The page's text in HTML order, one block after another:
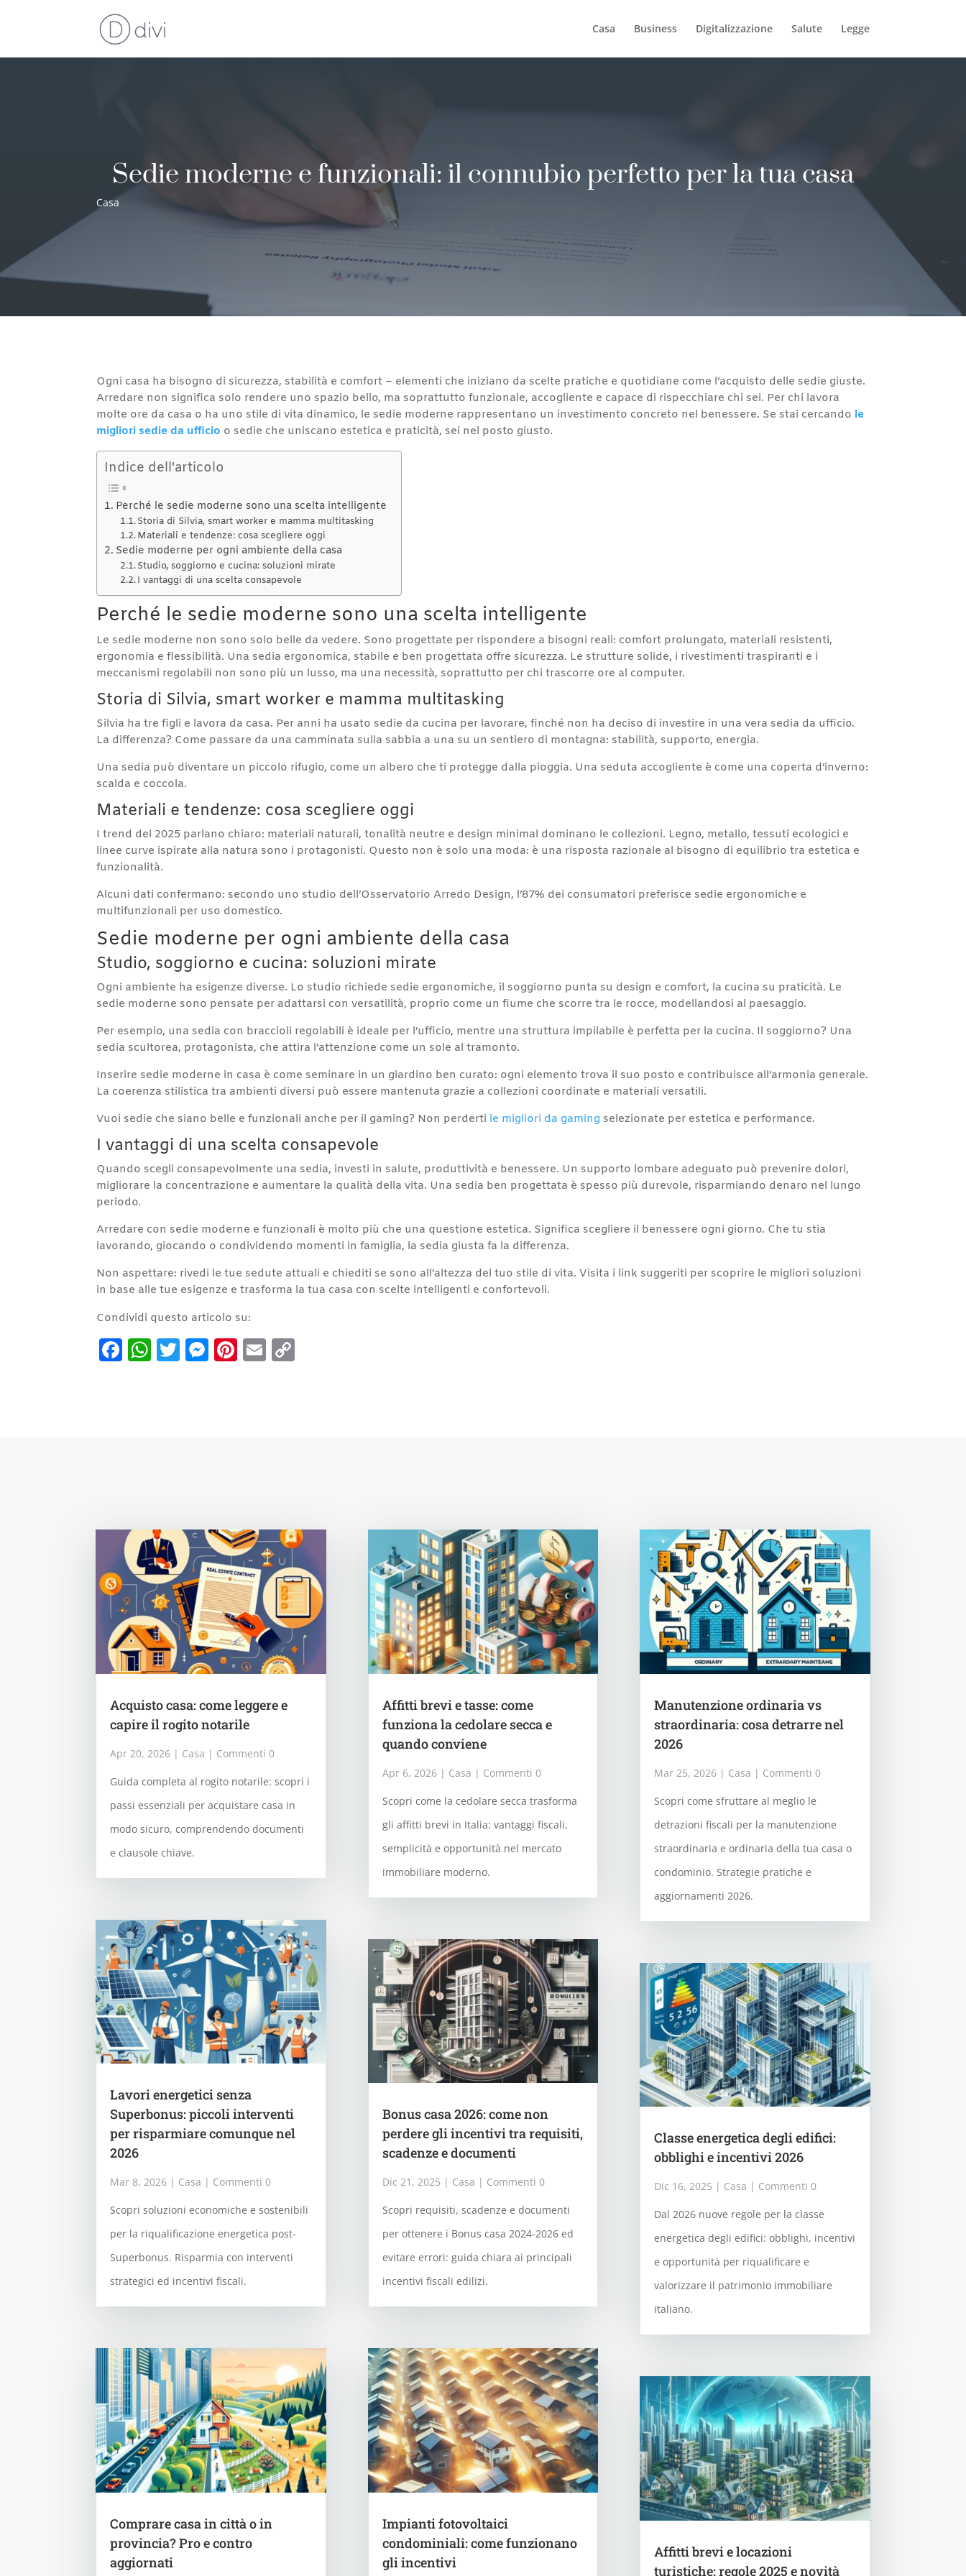
Casa Business Digitalizzazione Salute Legge
Sedie moderne e funzionali: il connubio perfetto per la tua casa
Casa
Ogni casa ha bisogno di sicurezza, stabilità e comfort – elementi che iniziano da scelte pratiche e quotidiane come l’acquisto delle sedie giuste.
Arredare non significa solo rendere uno spazio bello, ma soprattutto funzionale, accogliente e capace di rispecchiare chi sei. Per chi lavora
molte ore da casa o ha uno stile di vita dinamico, le sedie moderne rappresentano un investimento concreto nel benessere. Se stai cercando le
migliori sedie da ufficio o sedie che uniscano estetica e praticità, sei nel posto giusto.
Indice dell'articolo
Perché le sedie moderne sono una scelta intelligente
Storia di Silvia, smart worker e mamma multitasking
Materiali e tendenze: cosa scegliere oggi
Sedie moderne per ogni ambiente della casa
Studio, soggiorno e cucina: soluzioni mirate
I vantaggi di una scelta consapevole
Perché le sedie moderne sono una scelta intelligente
Le sedie moderne non sono solo belle da vedere. Sono progettate per rispondere a bisogni reali: comfort prolungato, materiali resistenti,
ergonomia e flessibilità. Una sedia ergonomica, stabile e ben progettata offre sicurezza. Le strutture solide, i rivestimenti traspiranti e i
meccanismi regolabili non sono più un lusso, ma una necessità, soprattutto per chi trascorre ore al computer.
Storia di Silvia, smart worker e mamma multitasking
Silvia ha tre figli e lavora da casa. Per anni ha usato sedie da cucina per lavorare, finché non ha deciso di investire in una vera sedia da ufficio.
La differenza? Come passare da una camminata sulla sabbia a una su un sentiero di montagna: stabilità, supporto, energia.
Una sedia può diventare un piccolo rifugio, come un albero che ti protegge dalla pioggia. Una seduta accogliente è come una coperta d’inverno:
scalda e coccola.
Materiali e tendenze: cosa scegliere oggi
I trend del 2025 parlano chiaro: materiali naturali, tonalità neutre e design minimal dominano le collezioni. Legno, metallo, tessuti ecologici e
linee curve ispirate alla natura sono i protagonisti. Questo non è solo una moda: è una risposta razionale al bisogno di equilibrio tra estetica e
funzionalità.
Alcuni dati confermano: secondo uno studio dell’Osservatorio Arredo Design, l’87% dei consumatori preferisce sedie ergonomiche e
multifunzionali per uso domestico.
Sedie moderne per ogni ambiente della casa
Studio, soggiorno e cucina: soluzioni mirate
Ogni ambiente ha esigenze diverse. Lo studio richiede sedie ergonomiche, il soggiorno punta su design e comfort, la cucina su praticità. Le
sedie moderne sono pensate per adattarsi con versatilità, proprio come un fiume che scorre tra le rocce, modellandosi al paesaggio.
Per esempio, una sedia con braccioli regolabili è ideale per l’ufficio, mentre una struttura impilabile è perfetta per la cucina. Il soggiorno? Una
sedia scultorea, protagonista, che attira l’attenzione come un sole al tramonto.
Inserire sedie moderne in casa è come seminare in un giardino ben curato: ogni elemento trova il suo posto e contribuisce all’armonia generale.
La coerenza stilistica tra ambienti diversi può essere mantenuta grazie a collezioni coordinate e materiali versatili.
Vuoi sedie che siano belle e funzionali anche per il gaming? Non perderti le migliori da gaming selezionate per estetica e performance.
I vantaggi di una scelta consapevole
Quando scegli consapevolmente una sedia, investi in salute, produttività e benessere. Un supporto lombare adeguato può prevenire dolori,
migliorare la concentrazione e aumentare la qualità della vita. Una sedia ben progettata è spesso più durevole, risparmiando denaro nel lungo
periodo.
Arredare con sedie moderne e funzionali è molto più che una questione estetica. Significa scegliere il benessere ogni giorno. Che tu stia
lavorando, giocando o condividendo momenti in famiglia, la sedia giusta fa la differenza.
Non aspettare: rivedi le tue sedute attuali e chiediti se sono all’altezza del tuo stile di vita. Visita i link suggeriti per scoprire le migliori soluzioni
in base alle tue esigenze e trasforma la tua casa con scelte intelligenti e confortevoli.
Condividi questo articolo su:
Facebook
WhatsApp
Twitter
Messenger
Pinterest
Email
Acquisto casa: come leggere e
capire il rogito notarile
Apr 20, 2026 | Casa | Commenti 0
Guida completa al rogito notarile: scopri i
passi essenziali per acquistare casa in
modo sicuro, comprendendo documenti
e clausole chiave.
Lavori energetici senza
Superbonus: piccoli interventi
per risparmiare comunque nel
2026
Mar 8, 2026 | Casa | Commenti 0
Scopri soluzioni economiche e sostenibili
per la riqualificazione energetica post-
Superbonus. Risparmia con interventi
strategici ed incentivi fiscali.
Comprare casa in città o in
provincia? Pro e contro
aggiornati
Affitti brevi e tasse: come
funziona la cedolare secca e
quando conviene
Apr 6, 2026| Casa | Commenti 0
Scopri come la cedolare secca trasforma
gli affitti brevi in Italia: vantaggi fiscali,
semplicità e opportunità nel mercato
immobiliare moderno.
Bonus casa 2026: come non
perdere gli incentivi tra requisiti,
scadenze e documenti
Dic 21, 2025 | Casa | Commenti 0
Scopri requisiti, scadenze e documenti
per ottenere i Bonus casa 2024-2026 ed
evitare errori: guida chiara ai principali
incentivi fiscali edilizi.
Impianti fotovoltaici
condominiali: come funzionano
gli incentivi
Manutenzione ordinaria vs
straordinaria: cosa detrarre nel
2026
Mar 25, 2026| Casa | Commenti 0
Scopri come sfruttare al meglio le
detrazioni fiscali per la manutenzione
straordinaria e ordinaria della tua casa o
condominio. Strategie pratiche e
aggiornamenti 2026.
Classe energetica degli edifici:
obblighi e incentivi 2026
Dic 16, 2025 | Casa | Commenti 0
Dal 2026 nuove regole per la classe
energetica degli edifici: obblighi, incentivi
e opportunità per riqualificare e
valorizzare il patrimonio immobiliare
italiano.
Affitti brevi e locazioni
turistiche: regole 2025 e novità